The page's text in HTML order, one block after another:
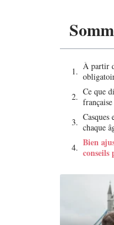
À partir
Ce que
Casques
chaque
Bien